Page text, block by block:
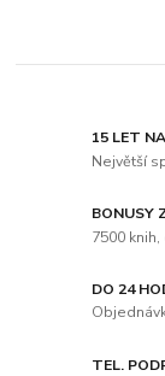
15 LET
Největší
BONUSY
7500
DO 24
TEL.